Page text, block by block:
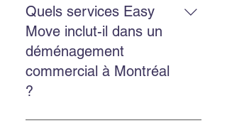
bien pour les petits appartements
que pour les grands logements,
Quels services Easy
Move inclut-il dans un
déménagement
commercial à Montréal
?
Le déménagement commercial